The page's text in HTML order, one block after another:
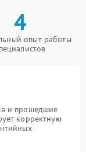
4
опыт работы
и прошедшие
корректную